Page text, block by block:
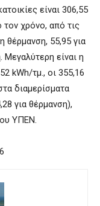
είναι 306,55
χρόνο, από τις
θέρμανση, 55,95 για
Μεγαλύτερη είναι η
kWh/τμ., οι 355,16
διαμερίσματα
για θέρμανση),
ΥΠΕΝ.